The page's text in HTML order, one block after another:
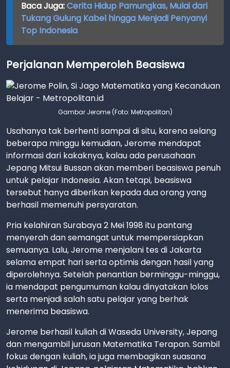
Baca Juga:Cerita Hidup Pamungkas, Mulai dari
Tukang Gulung Kabel hingga Menjadi Penyanyi
Top Indonesia
Perjalanan Memperoleh Beasiswa
Gambar Jerome (Foto: Metropolitan)
Usahanya tak berhenti sampai di situ, karena selang
beberapa minggu kemudian, Jerome mendapat
informasi dari kakaknya, kalau ada perusahaan
Jepang Mitsui Bussan akan memberi beasiswa penuh
untuk pelajar Indonesia. Akan tetapi, beasiswa
tersebut hanya diberikan kepada dua orang yang
berhasil memenuhi persyaratan.
Pria kelahiran Surabaya 2 Mei 1998 itu pantang
menyerah dan semangat untuk mempersiapkan
semuanya. Lalu, Jerome menjalani tes di Jakarta
selama empat hari serta optimis dengan hasil yang
diperolehnya. Setelah penantian berminggu-minggu,
ia mendapat pengumuman kalau dinyatakan lolos
serta menjadi salah satu pelajar yang berhak
menerima beasiswa.
Jerome berhasil kuliah di Waseda University, Jepang
dan mengambil jurusan Matematika Terapan. Sambil
fokus dengan kuliah, ia juga membagikan suasana